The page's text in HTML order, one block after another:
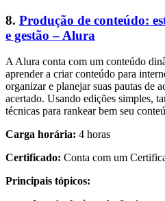
8. Produção de conteúdo:
e gestão – Alura
A Alura conta com um conteúdo
aprender a criar conteúdo para
organizar e planejar suas pautas de
acertado. Usando edições simples,
técnicas para rankear bem seu
Carga horária: 4 horas
Certificado: Conta com um
Principais tópicos: